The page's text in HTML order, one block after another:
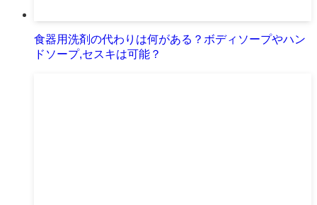
食器用洗剤の代わりは何がある？ボディソープやハン
ドソープ,セスキは可能？